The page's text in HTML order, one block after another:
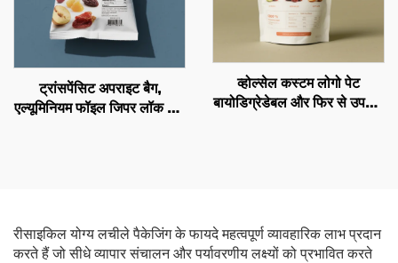
ट्रांसपेंसिट अपराइट बैग,
एल्यूमिनियम फॉइल जिपर लॉक बैग,
व्होल्सेल कस्टम लोगो पेट
बायोडिग्रेडेबल और फिर से उपयोग
रीसाइकिल योग्य लचीले पैकेजिंग के फायदे महत्वपूर्ण व्यावहारिक लाभ प्रदान
करते हैं जो सीधे व्यापार संचालन और पर्यावरणीय लक्ष्यों को प्रभावित करते